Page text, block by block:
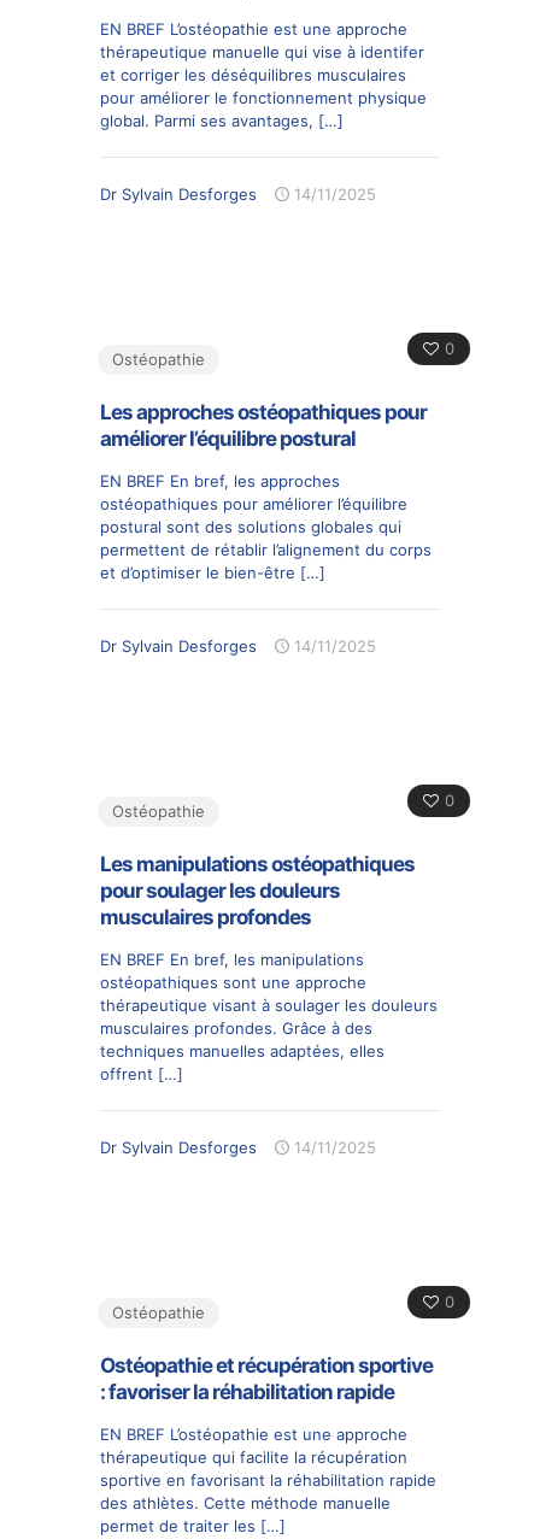
EN BREF L’ostéopathie est une approche
thérapeutique manuelle qui vise à identifer
et corriger les déséquilibres musculaires
pour améliorer le fonctionnement physique
global. Parmi ses avantages, […]
Dr Sylvain Desforges 14/11/2025
0
Ostéopathie
Les approches ostéopathiques pour
améliorer l’équilibre postural
EN BREF En bref, les approches
ostéopathiques pour améliorer l’équilibre
postural sont des solutions globales qui
permettent de rétablir l’alignement du corps
et d’optimiser le bien-être […]
Dr Sylvain Desforges 14/11/2025
0
Ostéopathie
Les manipulations ostéopathiques
pour soulager les douleurs
musculaires profondes
EN BREF En bref, les manipulations
ostéopathiques sont une approche
thérapeutique visant à soulager les douleurs
musculaires profondes. Grâce à des
techniques manuelles adaptées, elles
offrent […]
Dr Sylvain Desforges 14/11/2025
0
Ostéopathie
Ostéopathie et récupération sportive
: favoriser la réhabilitation rapide
EN BREF L’ostéopathie est une approche
thérapeutique qui facilite la récupération
sportive en favorisant la réhabilitation rapide
des athlètes. Cette méthode manuelle
permet de traiter les […]